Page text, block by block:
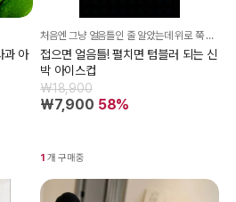
과 아
처음엔 그냥 얼음틀인 줄 알았는데 위로 쭉 펼치면 바로 텀블러 돼요!!!
접으면 얼음틀! 펼치면 텀블러 되는 신
박 아이스컵
₩18,900
₩7,900 58%
1 개 구매중